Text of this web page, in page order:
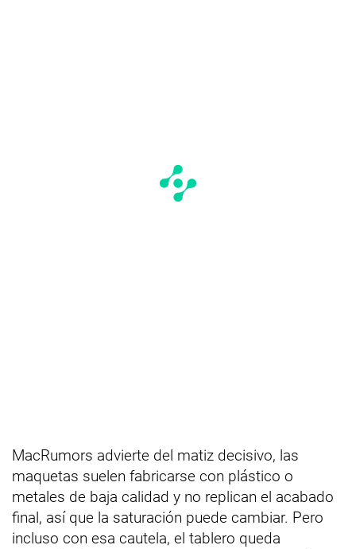
MacRumors advierte del matiz decisivo, las
maquetas suelen fabricarse con plástico o
metales de baja calidad y no replican el acabado
final, así que la saturación puede cambiar. Pero
incluso con esa cautela, el tablero queda